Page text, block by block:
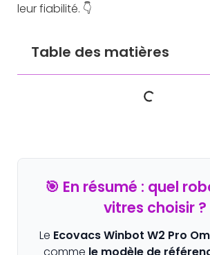
leur fiabilité. 👇
Table des matières
🎯 En résumé : quel
vitres choisir ?
Le Ecovacs Winbot W2 Pro